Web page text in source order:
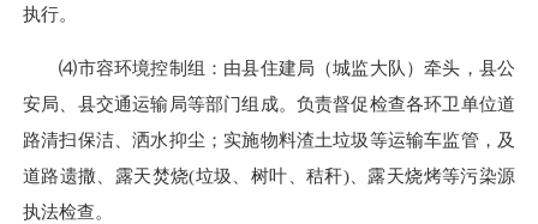
执行。
⑷市容环境控制组：由县住建局（城监大队）牵头，县公
安局、县交通运输局等部门组成。负责督促检查各环卫单位道
路清扫保洁、洒水抑尘；实施物料渣土垃圾等运输车监管，及
道路遗撒、露天焚烧(垃圾、树叶、秸秆)、露天烧烤等污染源
执法检查。